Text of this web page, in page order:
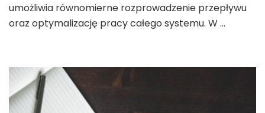
umożliwia równomierne rozprowadzenie przepływu
oraz optymalizację pracy całego systemu. W …